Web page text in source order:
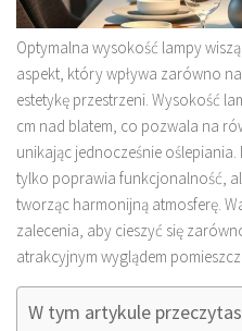
Optymalna wysokość lampy
aspekt, który wpływa zarówno
estetykę przestrzeni. Wysokość
cm nad blatem, co pozwala na
unikając jednocześnie
tylko poprawia funkcjonalność,
tworząc harmonijną atmosferę.
zalecenia, aby cieszyć się
atrakcyjnym wyglądem
W tym artykule